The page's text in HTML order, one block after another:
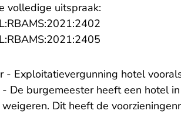
volledige uitspraak:
- Exploitatievergunning hotel
- De burgemeester heeft een hotel
Dit heeft de